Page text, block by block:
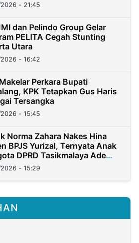
- 21:45
dan Pelindo Group Gelar
PELITA Cegah Stunting
Utara
- 16:42
Perkara Bupati
KPK Tetapkan Gus Haris
Tersangka
- 15:45
Norma Zahara Nakes Hina
BPJS Yurizal, Ternyata Anak
DPRD Tasikmalaya Ade
- 15:29